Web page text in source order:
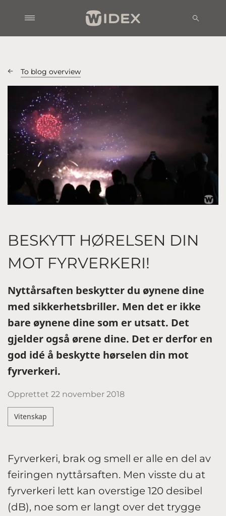
To blog overview
BESKYTT HØRELSEN DIN
MOT FYRVERKERI!
Nyttårsaften beskytter du øynene dine
med sikkerhetsbriller. Men det er ikke
bare øynene dine som er utsatt. Det
gjelder også ørene dine. Det er derfor en
god idé å beskytte hørselen din mot
fyrverkeri.
Opprettet 22 november 2018
Vitenskap
Fyrverkeri, brak og smell er alle en del av
feiringen nyttårsaften. Men visste du at
fyrverkeri lett kan overstige 120 desibel
(dB), noe som er langt over det trygge